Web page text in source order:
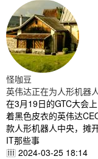
怪咖豆
英伟达正在为人形机器
在3月19日的GTC大会
着黑色皮衣的英伟达
款人形机器人中央，摊
IT那些事
 2024-03-25 18:14